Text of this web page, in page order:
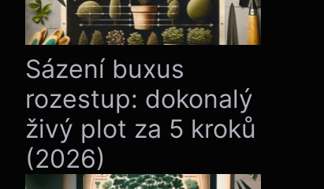
Sázení buxus
rozestup: dokonalý
živý plot za 5 kroků
(2026)